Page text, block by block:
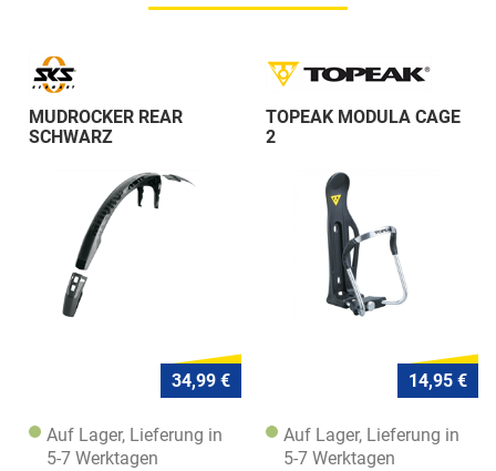
MUDROCKER REAR
SCHWARZ
34,99 €
Auf Lager, Lieferung in
5-7 Werktagen
TOPEAK MODULA CAGE
2
14,95 €
Auf Lager, Lieferung in
5-7 Werktagen